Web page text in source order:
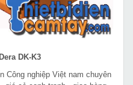
DK-K3
Công nghiệp Việt nam chuyên